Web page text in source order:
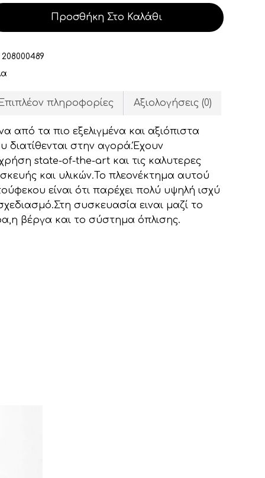
Προσθήκη Στο Καλάθι
208000489
πληροφορίες Αξιολογήσεις (0)
από τα πιο εξελιγμένα και αξιόπιστα
στην αγορά.Έχουν
state-of-the-art και τις καλυτερες
και υλικών.Το πλεονέκτημα αυτού
είναι ότι παρέχει πολύ υψηλή ισχύ
συσκευασία ειναι μαζί το
βέργα και το σύστημα όπλισης.